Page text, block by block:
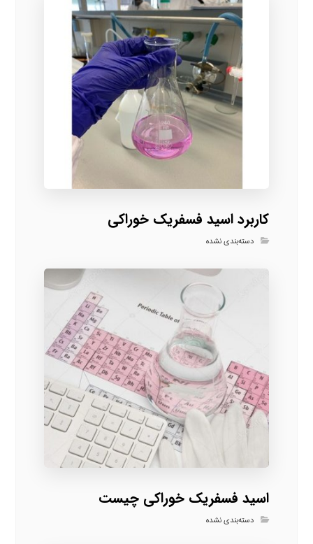
کاربرد اسید فسفریک خوراکی
دسته‌بندی نشده
اسید فسفریک خوراکی چیست
دسته‌بندی نشده